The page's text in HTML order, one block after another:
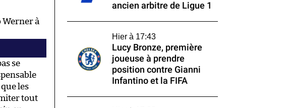
Werner à
se
les
tout
ancien arbitre de Ligue 1
Hier à 17:43
Lucy Bronze, première
joueuse à prendre
position contre Gianni
Infantino et la FIFA